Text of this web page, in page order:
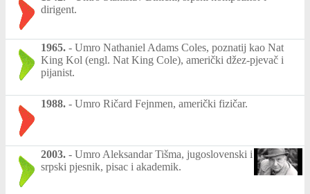
dirigent.
1965. - Umro Nathaniel Adams Coles, poznatij kao Nat
King Kol (engl. Nat King Cole), američki džez-pjevač i
pijanist.
1988. - Umro Ričard Fejnmen, američki fizičar.
2003. - Umro Aleksandar Tišma, jugoslovenski i
srpski pjesnik, pisac i akademik.